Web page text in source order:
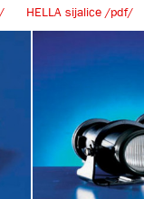
HELLA sijalice /pdf/